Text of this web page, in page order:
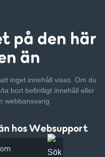
på den här
än
inget innehåll visas. Om du
bort befintligt innehåll eller
webbansvarig.
hos Websupport